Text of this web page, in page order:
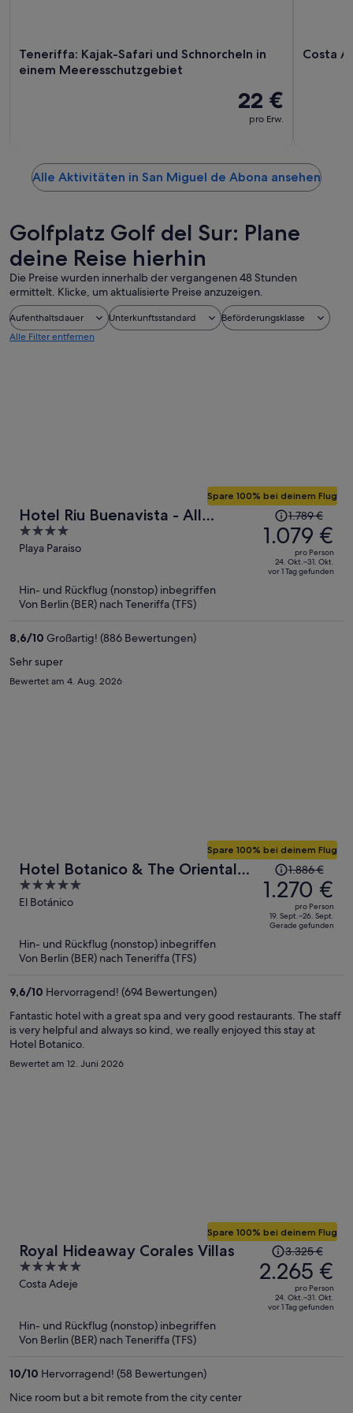
Teneriffa: Kajak-Safari und Schnorcheln in
einem Meeresschutzgebiet
22 €
pro Erw.
Costa
Alle Aktivitäten in San Miguel de Abona ansehen
Golfplatz Golf del Sur: Plane
deine Reise hierhin
Die Preise wurden innerhalb der vergangenen 48 Stunden
ermittelt. Klicke, um aktualisierte Preise anzuzeigen.
Aufenthaltsdauer Unterkunftsstandard
Beförderungsklasse
Alle Filter entfernen
Hotel Riu Buenavista - All
Inclusive
4
out
Playa Paraiso
Spare 100% bei deinem Flug
Der
Preis
betrug
1.789 €,
jetzt
1.789 €
1.079 €
pro Person
24. Okt.–31. Okt.
vor 1 Tag gefunden
Hin- und Rückflug (nonstop) inbegriffen
Von Berlin (BER) nach Teneriffa (TFS)
8,6/10 Großartig! (886 Bewertungen)
Sehr super
Bewertet am 4. Aug. 2026
Hotel Botanico & The Oriental
Spa Garden
5
out
El Botánico
Spare 100% bei deinem Flug
Der
Preis
betrug
1.886 €,
jetzt
Person
1.886 €
1.270 €
pro Person
19. Sept.–26. Sept.
Gerade gefunden
Hin- und Rückflug (nonstop) inbegriffen
Von Berlin (BER) nach Teneriffa (TFS)
9,6/10 Hervorragend! (694 Bewertungen)
Fantastic hotel with a great spa and very good restaurants. The staff
is very helpful and always so kind, we really enjoyed this stay at
Hotel Botanico.
Bewertet am 12. Juni 2026
Royal Hideaway Corales Villas
5
out
5
Costa Adeje
Spare 100% bei deinem Flug
Der
Preis
betrug
3.325 €,
jetzt
3.325 €
2.265 €
pro Person
24. Okt.–31. Okt.
vor 1 Tag gefunden
Hin- und Rückflug (nonstop) inbegriffen
Von Berlin (BER) nach Teneriffa (TFS)
10/10 Hervorragend! (58 Bewertungen)
Nice room but a bit remote from the city center